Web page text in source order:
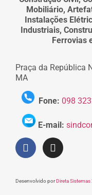
Mobiliário,
Instalações
Industriais,
Ferrovias
Praça da República
MA
Fone: 098
E-mail:
Desenvolvido porDireta Sistemas